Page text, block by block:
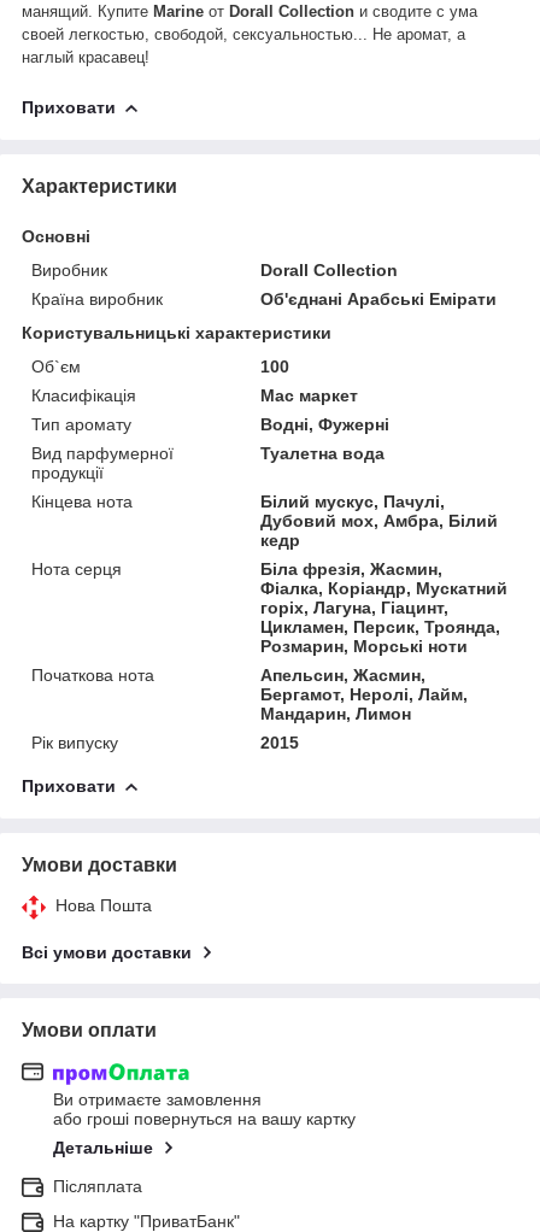
манящий. Купите Marine от Dorall Collection и сводите с ума
своей легкостью, свободой, сексуальностью... Не аромат, а
наглый красавец!
Приховати
Характеристики
Основні
Виробник
Dorall Collection
Країна виробник
Об'єднані Арабські Емірати
Користувальницькі характеристики
Об`єм
100
Класифікація
Мас маркет
Тип аромату
Водні, Фужерні
Вид парфумерної
продукції
Туалетна вода
Кінцева нота
Білий мускус, Пачулі,
Дубовий мох, Амбра, Білий
кедр
Нота серця
Біла фрезія, Жасмин,
Фіалка, Коріандр, Мускатний
горіх, Лагуна, Гіацинт,
Цикламен, Персик, Троянда,
Розмарин, Морські ноти
Початкова нота
Апельсин, Жасмин,
Бергамот, Неролі, Лайм,
Мандарин, Лимон
Рік випуску
2015
Приховати
Умови доставки
Нова Пошта
Всі умови доставки
Умови оплати
Ви отримаєте замовлення
або гроші повернуться на вашу картку
Детальніше
Післяплата
На картку "ПриватБанк"